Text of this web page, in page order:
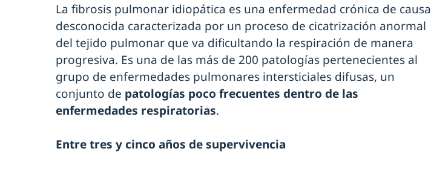
La fibrosis pulmonar idiopática es una enfermedad crónica de causa
desconocida caracterizada por un proceso de cicatrización anormal
del tejido pulmonar que va dificultando la respiración de manera
progresiva. Es una de las más de 200 patologías pertenecientes al
grupo de enfermedades pulmonares intersticiales difusas, un
conjunto de patologías poco frecuentes dentro de las
enfermedades respiratorias.
Entre tres y cinco años de supervivencia